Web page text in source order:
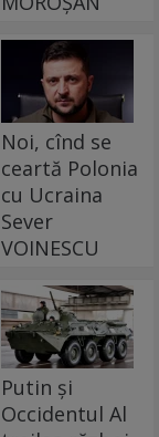
Noi, cînd se
ceartă Polonia
cu Ucraina
Sever
VOINESCU
Putin și
Occidentul Al